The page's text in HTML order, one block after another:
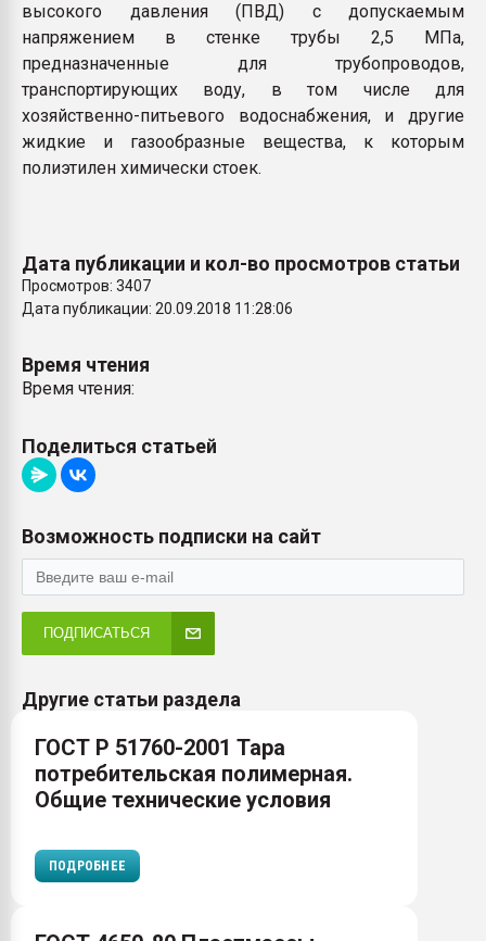
высокого давления (ПВД) с допускаемым
напряжением в стенке трубы 2,5 МПа,
предназначенные для трубопроводов,
транспортирующих воду, в том числе для
хозяйственно-питьевого водоснабжения, и другие
жидкие и газообразные вещества, к которым
полиэтилен химически стоек.
Дата публикации и кол-во просмотров статьи
Просмотров: 3407
Дата публикации: 20.09.2018 11:28:06
Время чтения
Время чтения:
Поделиться статьей
Возможность подписки на сайт
ПОДПИСАТЬСЯ
Другие статьи раздела
ГОСТ Р 51760-2001 Тара
потребительская полимерная.
Общие технические условия
ПОДРОБНЕЕ